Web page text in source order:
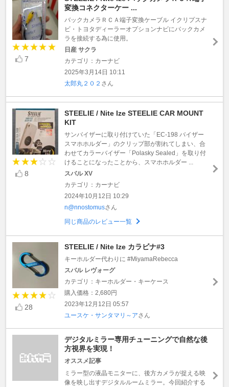
7
変換コネクターケー ...
バックカメラＲＣＡ端子変換ケーブル イクリプスナ
ビ・トヨタディーラーオプションナビにバックカメ
ラを接続する為に使用。
日産 サクラ
カテゴリ：カーナビ
2025年3月14日 10:11
太郎丸２０２ さん
8
STEELIE / Nite Ize STEELIE CAR MOUNT
KIT
サンバイザーに取り付けていた「EC-198 バイザー
スマホホルダー」のクリップ部が割れてしまい、合
わせてカラーバイザー「Polasky Sealed」を取り付
けることになったことから、スマホホルダー ...
スバル XV
カテゴリ：カーナビ
2024年10月12日 10:29
n@nnostomusさん
同じ商品のレビュー一覧
28
STEELIE / Nite Ize カラビナ#3
キーホルダー代わりに #MiyamaRebecca
スバル レヴォーグ
カテゴリ：キーホルダー・キーケース
購入価格：2,680円
2023年12月12日 05:57
ユースケ・サンタマリ～アさん
デジタルミラー専用チューニングで自然な後
方視界を実現！
オススメ記事
ミラー型の液晶モニターに、後方カメラが捉える映
像を映し出すデジタルルームミラー。今回紹介する